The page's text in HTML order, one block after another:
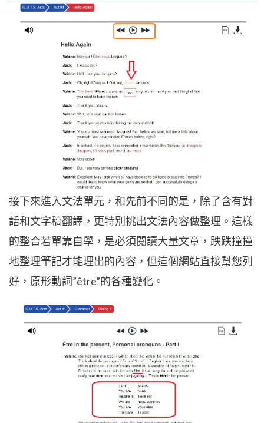
接下來進入文法單元，和先前不同的是，除了含有對
話和文字稿翻譯，更特別挑出文法內容做整理。這樣
的整合若單靠自學，是必須閱讀大量文章，跌跌撞撞
地整理筆記才能理出的內容，但這個網站直接幫您列
好，原形動詞”être”的各種變化。